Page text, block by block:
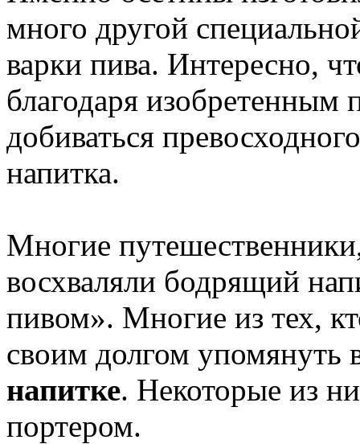
много другой
варки пива. Интересно,
благодаря изобретенным
добиваться
напитка.
Многие
восхваляли бодрящий
пивом». Многие из тех,
своим долгом упомянуть
напитке. Некоторые из
портером.